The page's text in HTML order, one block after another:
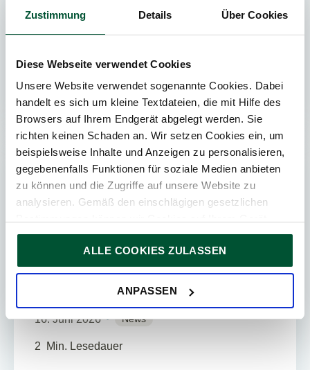
Zustimmung Details Über Cookies
Diese Webseite verwendet Cookies
Unsere Website verwendet sogenannte Cookies. Dabei
handelt es sich um kleine Textdateien, die mit Hilfe des
Browsers auf Ihrem Endgerät abgelegt werden. Sie
richten keinen Schaden an. Wir setzen Cookies ein, um
beispielsweise Inhalte und Anzeigen zu personalisieren,
gegebenenfalls Funktionen für soziale Medien anbieten
zu können und die Zugriffe auf unsere Website zu
analysieren. Gemäß den einschlägigen gesetzlichen
speichern, wenn diese für den Betrieb unserer Website
unbedingt notwendig sind. Für alle anderen Cookie-Typen
ersuchen wir um Ihre Einwilligung.
Sie können Ihre Einwilligung jederzeit in der
ALLE COOKIES ZULASSEN
ANPASSEN
Die TPA Group wurde bei den diesjährigen Real
Brand Institute (EUREB) erneut als „Strongest
Brand: Analysts &...
PRESSE
16. Juni 2026 News
2 Min. Lesedauer